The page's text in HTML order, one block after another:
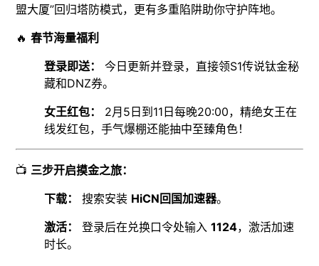
盟大厦”回归塔防模式，更有多重陷阱助你守护阵地。
🔥春节海量福利
登录即送：
今日更新并登录，直接领S1传说钛金秘
藏和DNZ券。
女王红包：
2月5日到11日每晚20:00，精绝女王在
线发红包，手气爆棚还能抽中至臻角色！
📺 三步开启摸金之旅：
下载：
搜索安装 HiCN回国加速器。
激活：
登录后在兑换口令处输入1124，激活加速
时长。